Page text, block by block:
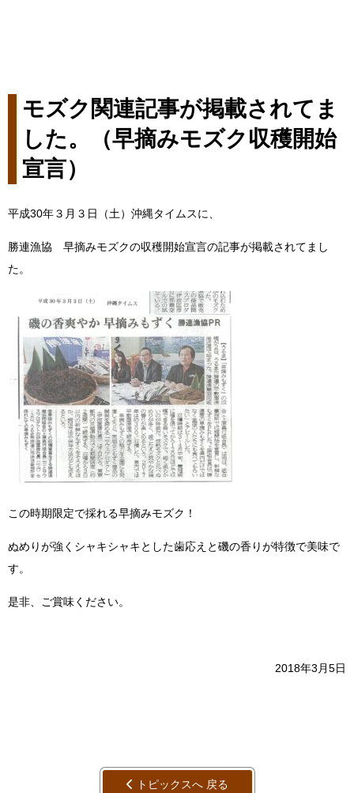
モズク関連記事が掲載されてま
した。（早摘みモズク収穫開始
宣言）
平成30年３月３日（土）沖縄タイムスに、
勝連漁協 早摘みモズクの収穫開始宣言の記事が掲載されてまし
た。
この時期限定で採れる早摘みモズク！
ぬめりが強くシャキシャキとした歯応えと磯の香りが特徴で美味で
す。
是非、ご賞味ください。
2018年3月5日
トピックスへ 戻る